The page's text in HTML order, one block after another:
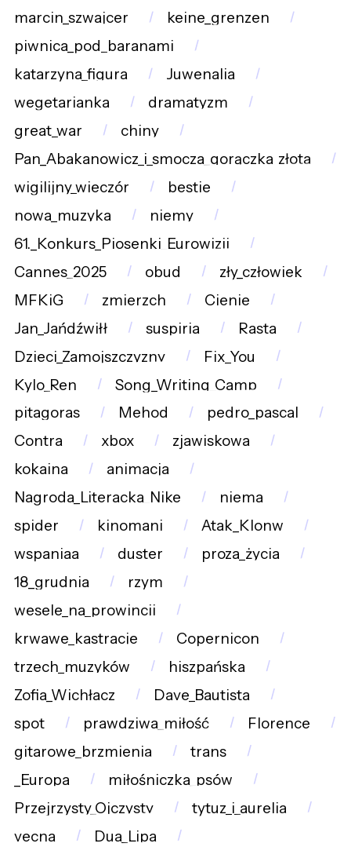
marcin_szwajcer
keine_grenzen
piwnica_pod_baranami
katarzyna_figura
Juwenalia
wegetarianka
dramatyzm
great_war
chiny
Pan_Abakanowicz_i_smocza_gorączka_złota
wigilijny_wieczór
bestie
nowa_muzyka
niemy
61._Konkurs_Piosenki_Eurowizji
Cannes_2025
obud
zły_człowiek
MFKiG
zmierzch
Cienie
Jan_Jańdźwiłł
suspiria
Rasta
Dzieci_Zamojszczyzny
Fix_You
Kylo_Ren
Song_Writing_Camp
pitagoras
Mehod
pedro_pascal
Contra
xbox
zjawiskowa
kokaina
animacja
Nagroda_Literacka_Nike
niema
spider
kinomani
Atak_Klonw
wspaniaa
duster
proza_życia
18_grudnia
rzym
wesele_na_prowincji
krwawe_kastracje
Copernicon
trzech_muzyków
hiszpańska
Zofia_Wichłacz
Dave_Bautista
spot
prawdziwa_miłość
Florence
gitarowe_brzmienia
trans
_Europa
miłośniczka_psów
Przejrzysty_Ojczysty
tytuz_i_aurelia
vecna
Dua_Lipa